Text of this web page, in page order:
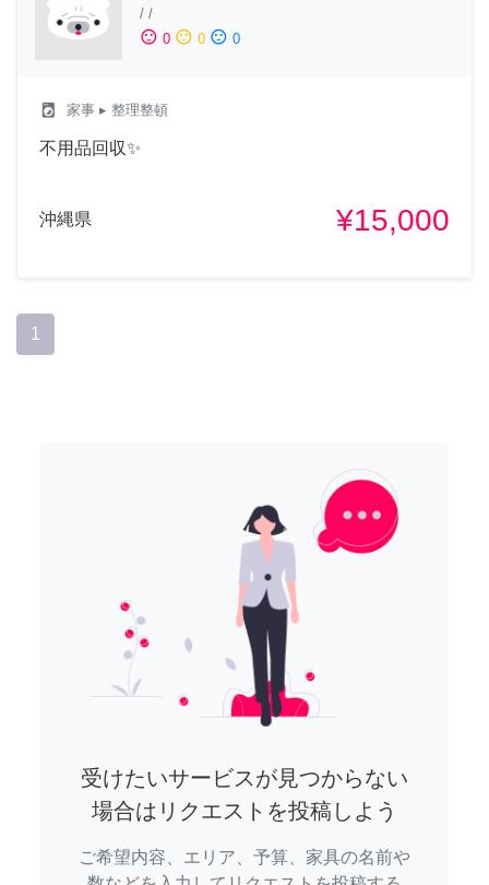
/ /
sentiment_satisfied 0 sentiment_neutral 0 sentiment_dissatisfied 0
local_laundry_service 家事 ▸ 整理整頓
不用品回収✨
沖縄県 ¥15,000
1
受けたいサービスが見つからない
場合はリクエストを投稿しよう
ご希望内容、エリア、予算、家具の名前や